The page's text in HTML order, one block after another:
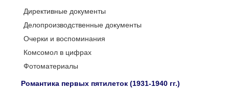
Директивные документы
Делопроизводственные документы
Очерки и воспоминания
Комсомол в цифрах
Фотоматериалы
Романтика первых пятилеток (1931-1940 гг.)